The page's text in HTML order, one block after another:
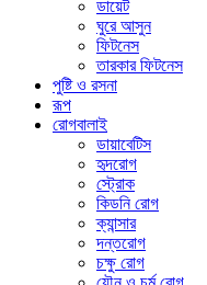
ডায়েট
ঘুরে আসুন
ফিটনেস
তারকার ফিটনেস
পুষ্টি ও রসনা
রূপ
রোগবালাই
ডায়াবেটিস
হৃদরোগ
স্ট্রোক
কিডনি রোগ
ক্যান্সার
দন্তরোগ
চক্ষু রোগ